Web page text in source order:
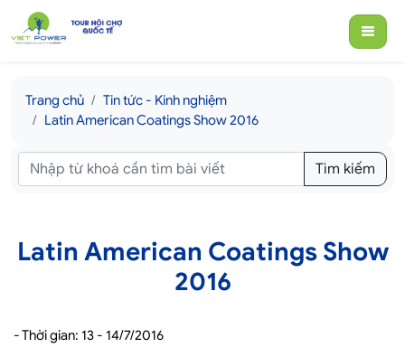
Trang chủ
Tin tức - Kinh nghiệm
Latin American Coatings Show 2016
Tìm kiếm
Latin American Coatings Show
2016
- Thời gian: 13 - 14/7/2016